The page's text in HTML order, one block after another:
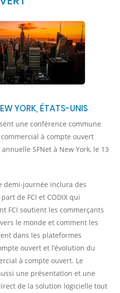
YORK, ÉTATS-UNIS
une conférence commune
à compte ouvert
SFNet à New York, le 13
demi-journée inclura des
de FCI et CODIX qui
FCI soutient les commerçants
le monde et comment les
dans les plateformes
ouvert et l’évolution du
à compte ouvert. Le
une présentation et une
de la solution logicielle tout